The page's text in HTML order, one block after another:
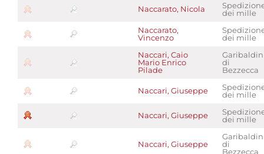
Naccarato, Nicola
dei mille
Naccarato,
Vincenzo
dei mille
Naccari, Caio
Mario Enrico
Pilade
di
Bezzecca
Naccari, Giuseppe
dei mille
Naccari, Giuseppe
dei mille
Naccari, Giuseppe
di
Bezzecca